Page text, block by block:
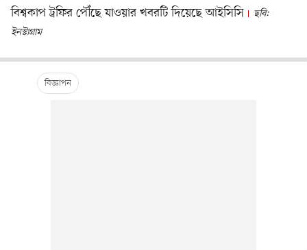
বিশ্বকাপ ট্রফির পৌঁছে যাওয়ার খবরটি দিয়েছে আইসিসি
ছবি:
ইনস্টাগ্রাম